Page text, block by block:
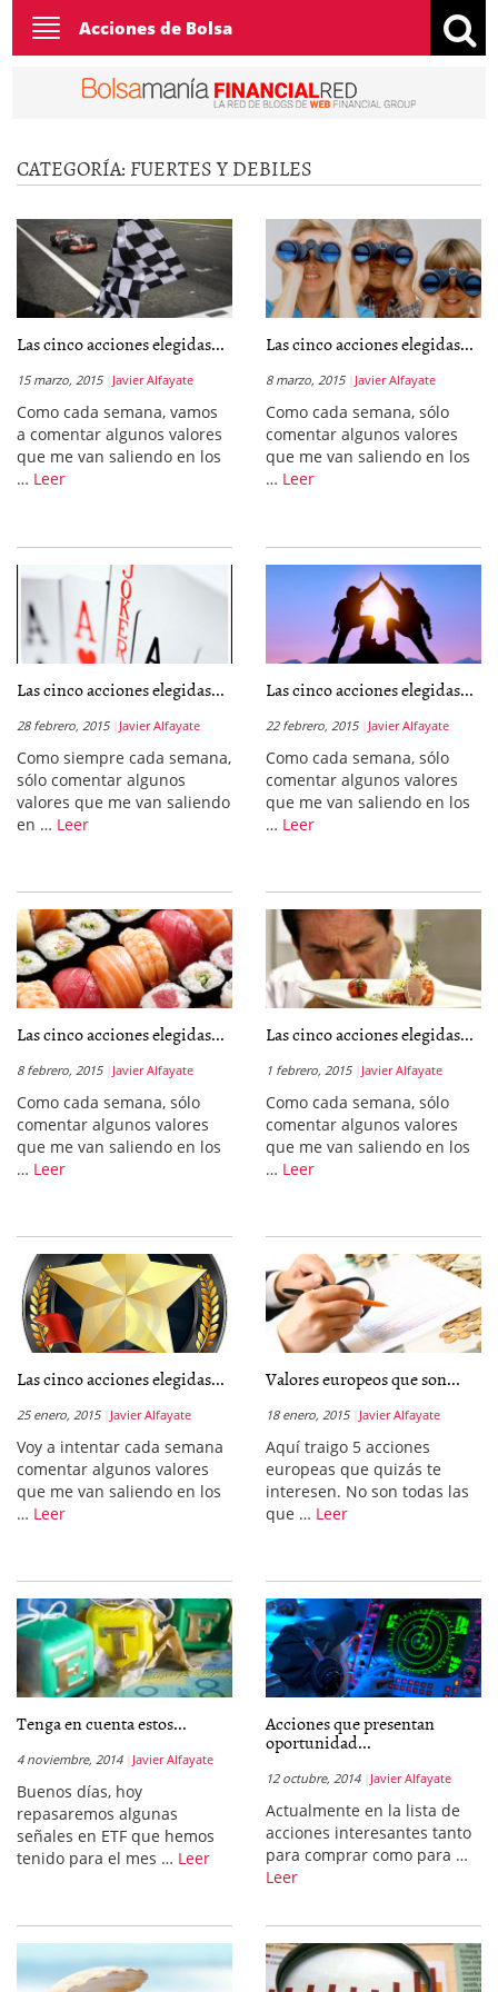
Toggle
navigation
Acciones de Bolsa
CATEGORÍA: FUERTES Y DEBILES
Las cinco acciones elegidas...
15 marzo, 2015 Javier Alfayate
Como cada semana, vamos
a comentar algunos valores
que me van saliendo en los
… Leer
Las cinco acciones elegidas...
8 marzo, 2015 Javier Alfayate
Como cada semana, sólo
comentar algunos valores
que me van saliendo en los
… Leer
Las cinco acciones elegidas...
28 febrero, 2015 Javier Alfayate
Como siempre cada semana,
sólo comentar algunos
valores que me van saliendo
en … Leer
Las cinco acciones elegidas...
22 febrero, 2015 Javier Alfayate
Como cada semana, sólo
comentar algunos valores
que me van saliendo en los
… Leer
Las cinco acciones elegidas...
8 febrero, 2015 Javier Alfayate
Como cada semana, sólo
comentar algunos valores
que me van saliendo en los
… Leer
Las cinco acciones elegidas...
1 febrero, 2015 Javier Alfayate
Como cada semana, sólo
comentar algunos valores
que me van saliendo en los
… Leer
Las cinco acciones elegidas...
25 enero, 2015 Javier Alfayate
Voy a intentar cada semana
comentar algunos valores
que me van saliendo en los
… Leer
Valores europeos que son...
18 enero, 2015 Javier Alfayate
Aquí traigo 5 acciones
europeas que quizás te
interesen. No son todas las
que … Leer
Tenga en cuenta estos...
4 noviembre, 2014 Javier Alfayate
Buenos días, hoy
repasaremos algunas
señales en ETF que hemos
tenido para el mes … Leer
Acciones que presentan
oportunidad...
12 octubre, 2014 Javier Alfayate
Actualmente en la lista de
acciones interesantes tanto
para comprar como para …
Leer